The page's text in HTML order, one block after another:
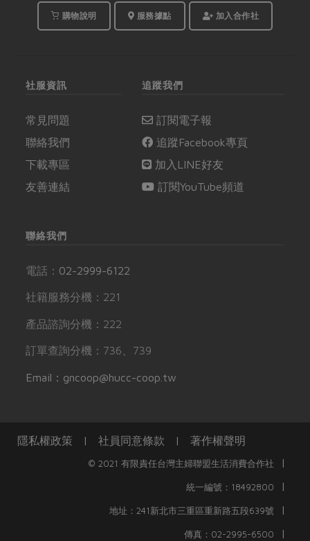
購物說明 服務據點 加入合作社
社服資訊
常見問題
聯絡我們
下載專區
友善連結
追蹤我們
訂閱電子報
追蹤Facebook專頁
加入LINE好友
訂閱YouTube頻道
聯絡我們
電話： 02-2999-6122
社籍服務分機：221
產品諮詢分機：222
訂單查詢分機：736、739
Email：gncoop@hucc-coop.tw
隱私權政策 | 社員同意條款 | 著作權聲明
© 2021 有限責任台灣主婦聯盟生活消費合作社 |
統一編號：18492800 |
地址：241新北市三重區重新路五段639號 |
傳真：02-2995-6500 |